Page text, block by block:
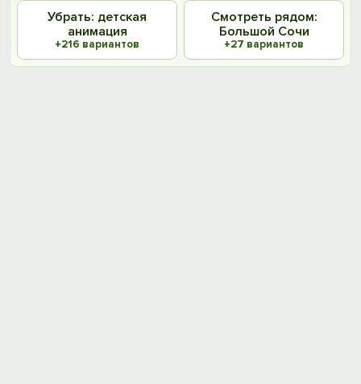
Убрать: детская
анимация
+216 вариантов
Смотреть рядом:
Большой Сочи
+27 вариантов